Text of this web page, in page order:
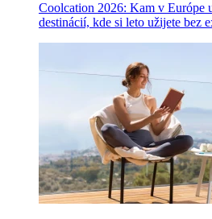
Coolcation 2026: Kam v Európe
destinácií, kde si leto užijete bez